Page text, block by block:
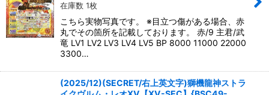
在庫数 1枚
こちら実物写真です。 ※目立つ傷がある場合、赤
丸でその箇所を記載しております。 赤/9 主君/武
竜 LV1 LV2 LV3 LV4 LV5 BP 8000 11000 22000
3300…
(2025/12)(SECRET/右上英文字)獅機龍神ストラ